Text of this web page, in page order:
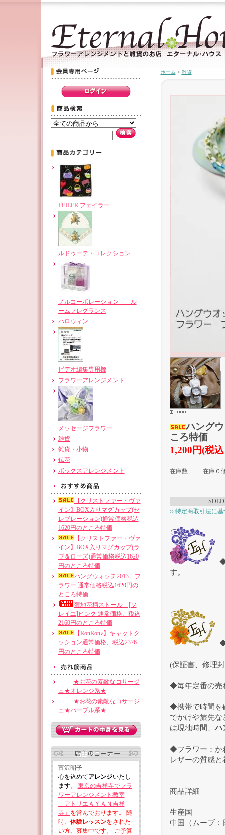
FEILER フェイラー
ルドゥーテ・コレクション
ノルコーポレーション ル
ームフレグランス
ハロウィン
ビデオ編集専用機
フラワーアレンジメント
メッセージフラワー
雑貨
雑貨・小物
仏花
ボックスアレンジメント
【クリストファー・ヴァ
イン】BOX入りマグカップ(セ
レブレーション)通常価格税込
1620円のところ特価
【クリストファー・ヴァ
イン】BOX入りマグカップ(ラ
ブ＆ローズ)通常価格税込1620
円のところ特価
ハングウォッチ2013 フ
ラワー 通常価格税込1620円の
ところ特価
薄地花柄ストール [ソ
レイユ]ピンク 通常価格、税込
2160円のところ特価
【RonRon♪】キャットク
ッション通常価格、税込2376
円のところ特価
★お花の素敵なコサージ
ュ★オレンジ系★
★お花の素敵なコサージ
ュ★パープル系★
富沢昭子
心を込めてアレンジいたし
ます。
東京の吉祥寺でフラ
ワーアレンジメント教室
「アトリエＡＹＡＮ吉祥
寺」 を営んでおります。 随
時、 体験レッスンをされた
い方、募集中です。 ご予算
ホーム > 雑貨
ハング
ころ特価
1,200円(税
在庫数 在庫０
›› 特定商取引法に
す。
(保証書、修理
◆毎年定番の売
◆携帯で時間を
でかけや旅先
は現地時間、ハ
◆フラワー：か
レザーの質感
商品詳細
生産国
中国（ムーブ：